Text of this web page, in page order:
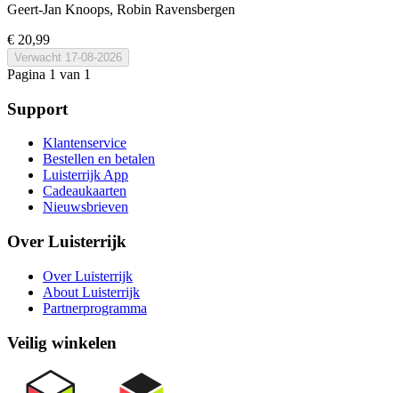
Geert-Jan Knoops, Robin Ravensbergen
€ 20,99
Verwacht 17-08-2026
Pagina 1 van 1
Support
Klantenservice
Bestellen en betalen
Luisterrijk App
Cadeaukaarten
Nieuwsbrieven
Over Luisterrijk
Over Luisterrijk
About Luisterrijk
Partnerprogramma
Veilig winkelen